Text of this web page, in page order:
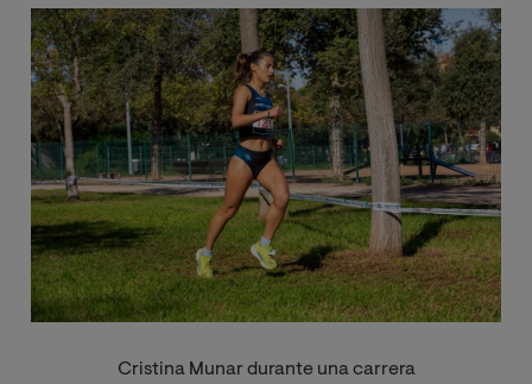
Imagen
Cristina Munar durante una carrera